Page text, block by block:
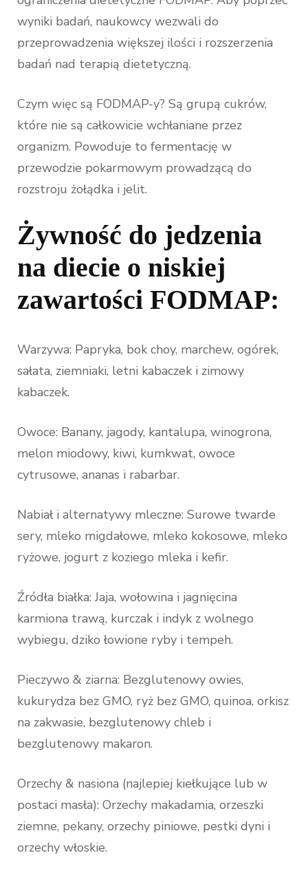
wyniki badań, naukowcy wezwali do
przeprowadzenia większej ilości i rozszerzenia
badań nad terapią dietetyczną.
Czym więc są FODMAP-y? Są grupą cukrów,
które nie są całkowicie wchłaniane przez
organizm. Powoduje to fermentację w
przewodzie pokarmowym prowadzącą do
rozstroju żołądka i jelit.
Żywność do jedzenia
na diecie o niskiej
zawartości FODMAP:
Warzywa: Papryka, bok choy, marchew, ogórek,
sałata, ziemniaki, letni kabaczek i zimowy
kabaczek.
Owoce: Banany, jagody, kantalupa, winogrona,
melon miodowy, kiwi, kumkwat, owoce
cytrusowe, ananas i rabarbar.
Nabiał i alternatywy mleczne: Surowe twarde
sery, mleko migdałowe, mleko kokosowe, mleko
ryżowe, jogurt z koziego mleka i kefir.
Źródła białka: Jaja, wołowina i jagnięcina
karmiona trawą, kurczak i indyk z wolnego
wybiegu, dziko łowione ryby i tempeh.
Pieczywo & ziarna: Bezglutenowy owies,
kukurydza bez GMO, ryż bez GMO, quinoa, orkisz
na zakwasie, bezglutenowy chleb i
bezglutenowy makaron.
Orzechy & nasiona (najlepiej kiełkujące lub w
postaci masła): Orzechy makadamia, orzeszki
ziemne, pekany, orzechy piniowe, pestki dyni i
orzechy włoskie.